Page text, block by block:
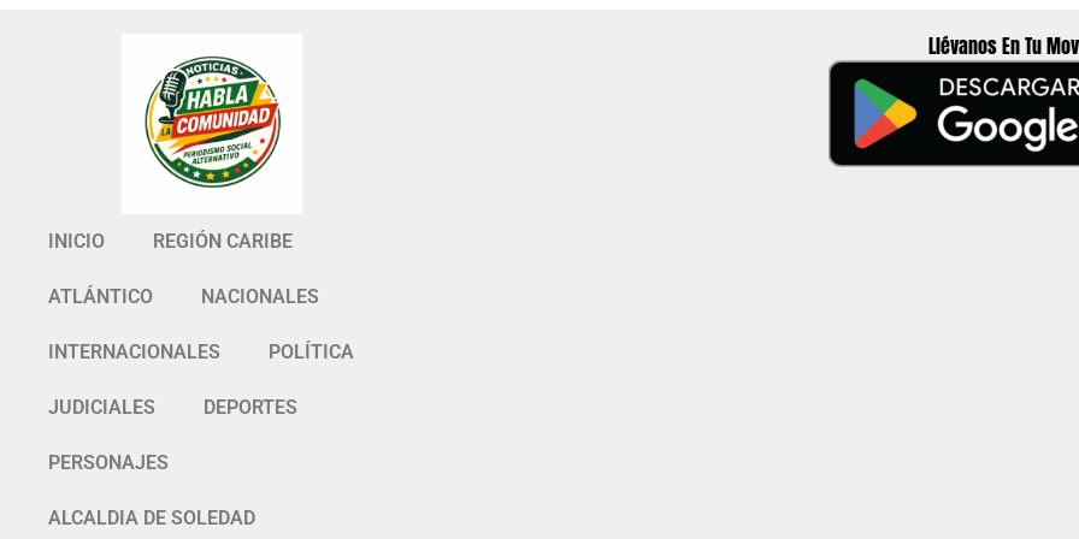
INICIO REGIÓN CARIBE
ATLÁNTICO NACIONALES
INTERNACIONALES POLÍTICA
JUDICIALES DEPORTES
PERSONAJES
ALCALDIA DE SOLEDAD
Llévanos En Tu